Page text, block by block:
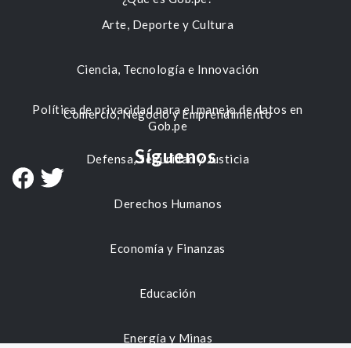
Arte, Deporte y Cultura
Ciencia, Tecnología e Innovación
Comercio, Negocio y Emprendimiento
Defensa, Seguridad y Justicia
Derechos Humanos
Economía y Finanzas
Educación
Energía y Minas
Política de privacidad para el manejo de datos en
Gob.pe
Síguenos